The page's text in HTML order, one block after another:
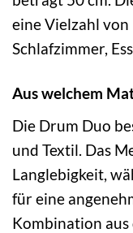
eine Vielzahl von
Schlafzimmer,
Aus welchem
Die Drum Duo
und Textil. Das
Langlebigkeit,
für eine
Kombination